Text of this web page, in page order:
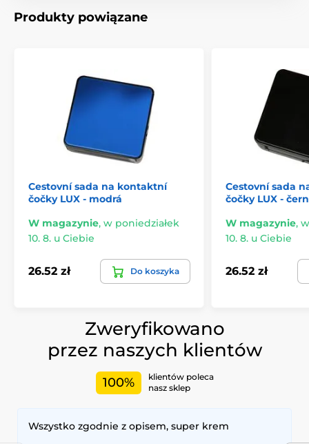
Produkty powiązane
Cestovní sada na kontaktní
čočky LUX - modrá
W magazynie, w poniedziałek
10. 8. u Ciebie
26.52 zł Do koszyka
Cestovní sada
čočky LUX -
W magazynie,
10. 8. u Ciebie
26.52 zł
Zweryfikowano
przez naszych klientów
100%
klientów poleca
nasz sklep
Wszystko zgodnie z opisem, super krem